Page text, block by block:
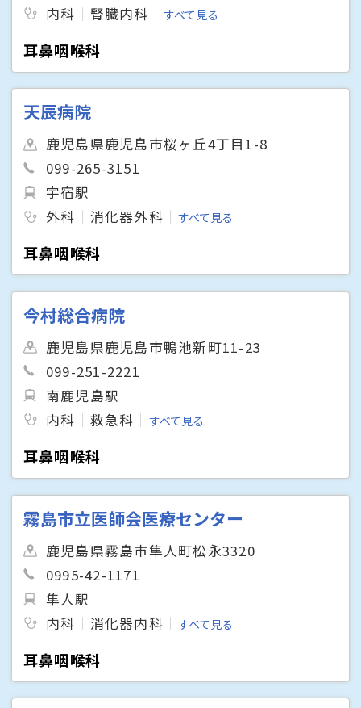
内科
腎臓内科 すべて見る
耳鼻咽喉科
天辰病院
鹿児島県鹿児島市桜ヶ丘4丁目1-8
099-265-3151
宇宿駅
外科
消化器外科 すべて見る
耳鼻咽喉科
今村総合病院
鹿児島県鹿児島市鴨池新町11-23
099-251-2221
南鹿児島駅
内科
救急科 すべて見る
耳鼻咽喉科
霧島市立医師会医療センター
鹿児島県霧島市隼人町松永3320
0995-42-1171
隼人駅
内科
消化器内科 すべて見る
耳鼻咽喉科